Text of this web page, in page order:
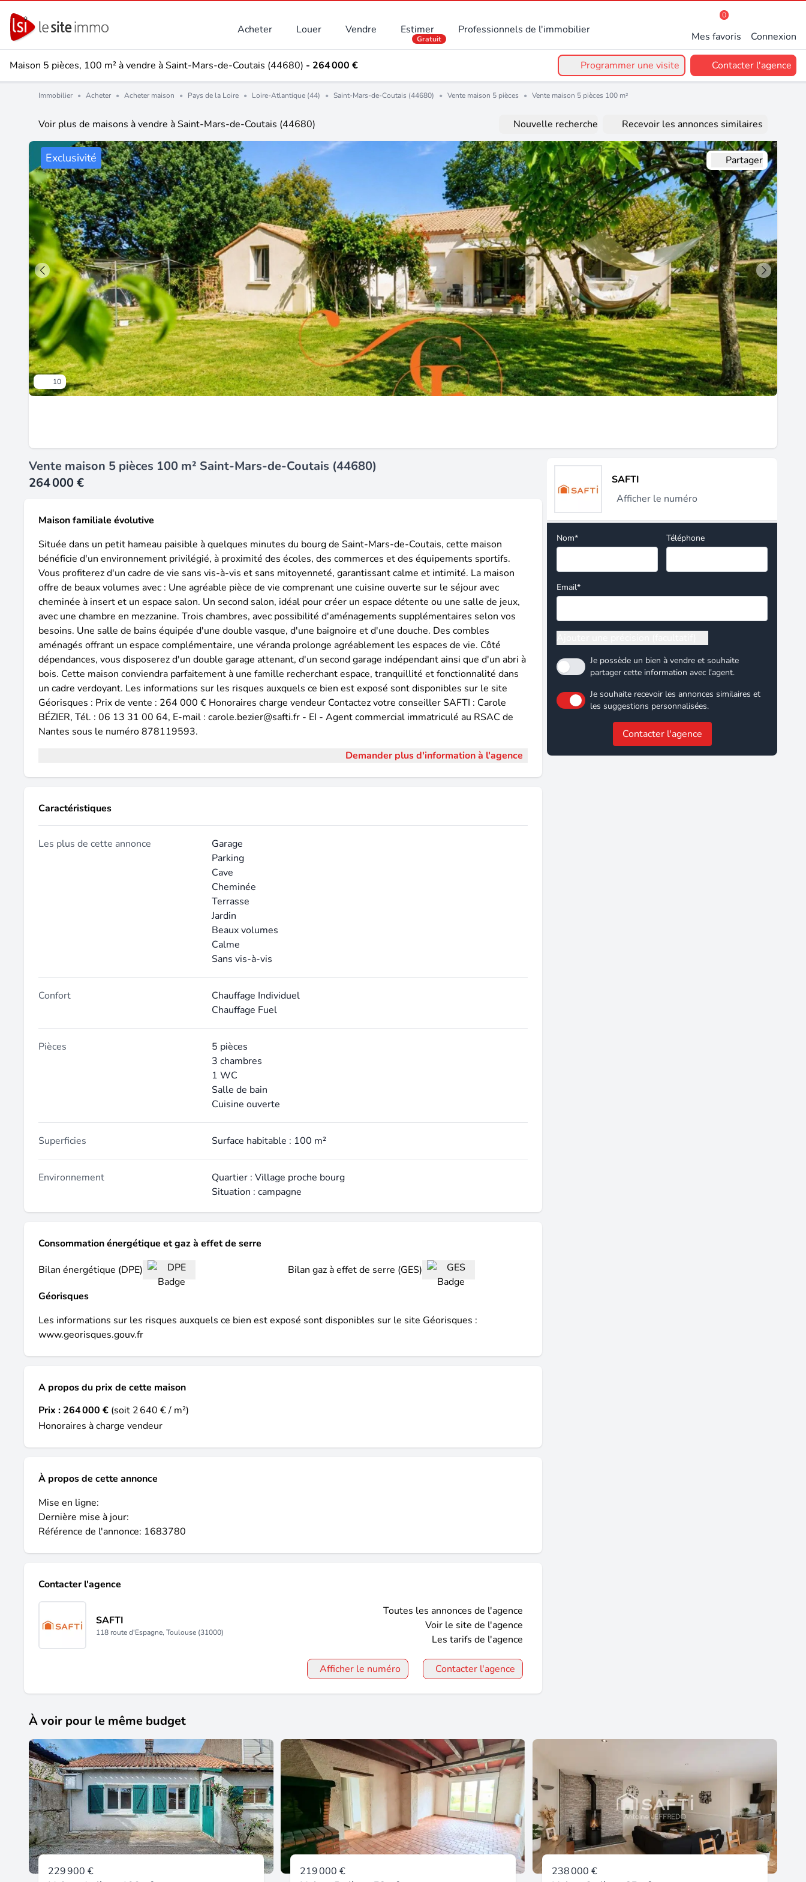
Acheter Louer Vendre Estimer
Gratuit
Professionnels de l'immobilier
0
Mes favoris Connexion
Maison 5 pièces, 100 m² à vendre à Saint-Mars-de-Coutais (44680) - 264 000 € Programmer une visite Contacter l'agence
Immobilier • Acheter • Acheter maison • Pays de la Loire • Loire-Atlantique (44) • Saint-Mars-de-Coutais (44680) • Vente maison 5 pièces • Vente maison 5 pièces 100 m²
Voir plus de maisons à vendre à Saint-Mars-de-Coutais (44680) Nouvelle recherche Recevoir les annonces similaires
Exclusivité
10
Partager
Vente maison 5 pièces 100 m² Saint-Mars-de-Coutais (44680)
264 000 €
Maison familiale évolutive
Située dans un petit hameau paisible à quelques minutes du bourg de Saint-Mars-de-Coutais, cette maison
bénéficie d'un environnement privilégié, à proximité des écoles, des commerces et des équipements sportifs.
Vous profiterez d'un cadre de vie sans vis-à-vis et sans mitoyenneté, garantissant calme et intimité. La maison
offre de beaux volumes avec : Une agréable pièce de vie comprenant une cuisine ouverte sur le séjour avec
cheminée à insert et un espace salon. Un second salon, idéal pour créer un espace détente ou une salle de jeux,
avec une chambre en mezzanine. Trois chambres, avec possibilité d'aménagements supplémentaires selon vos
besoins. Une salle de bains équipée d'une double vasque, d'une baignoire et d'une douche. Des combles
aménagés offrant un espace complémentaire, une véranda prolonge agréablement les espaces de vie. Côté
dépendances, vous disposerez d'un double garage attenant, d'un second garage indépendant ainsi que d'un abri à
bois. Cette maison conviendra parfaitement à une famille recherchant espace, tranquillité et fonctionnalité dans
un cadre verdoyant. Les informations sur les risques auxquels ce bien est exposé sont disponibles sur le site
Géorisques : Prix de vente : 264 000 € Honoraires charge vendeur Contactez votre conseiller SAFTI : Carole
BÉZIER, Tél. : 06 13 31 00 64, E-mail : carole.bezier@safti.fr - EI - Agent commercial immatriculé au RSAC de
Nantes sous le numéro 878119593.
Demander plus d'information à l'agence
Caractéristiques
Les plus de cette annonce
Garage
Parking
Cave
Cheminée
Terrasse
Jardin
Beaux volumes
Calme
Sans vis-à-vis
Confort
Chauffage Individuel
Chauffage Fuel
Pièces
5 pièces
3 chambres
1 WC
Salle de bain
Cuisine ouverte
Superficies Surface habitable : 100 m²
Environnement
Quartier : Village proche bourg
Situation : campagne
Consommation énergétique et gaz à effet de serre
Bilan énergétique (DPE)
Bilan gaz à effet de serre (GES)
Géorisques
Les informations sur les risques auxquels ce bien est exposé sont disponibles sur le site Géorisques :
www.georisques.gouv.fr
A propos du prix de cette maison
Prix : 264 000 € (soit 2 640 € / m²)
Honoraires à charge vendeur
À propos de cette annonce
Mise en ligne:
Dernière mise à jour:
Référence de l'annonce: 1683780
Contacter l'agence
SAFTI
118 route d'Espagne, Toulouse (31000)
Toutes les annonces de l'agence
Voir le site de l'agence
Les tarifs de l'agence
Afficher le numéro Contacter l'agence
SAFTI
Afficher le numéro
Nom* Téléphone
Email*
Je possède un bien à vendre et souhaite
partager cette information avec l'agent.
Je souhaite recevoir les annonces similaires et
les suggestions personnalisées.
Contacter l'agence
À voir pour le même budget
229 900 €
219 000 €
238 000 €